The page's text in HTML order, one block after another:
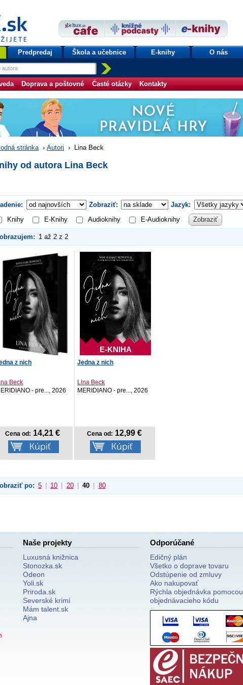
Predpredaj Škola a učebnice E-knihy O nás
Doprava a poštovné Časté otázky Kontakty
stránka › Autori › Lina Beck
od autora Lina Beck
Zobraziť: Jazyk:
Knihy
E-Knihy Audioknihy E-Audioknihy Zobraziť
1 až 2 z 2
z nich
Beck
- pre..., 2026
Cena od: 14,21 €
E-KNIHA
Jedna z nich
Lina Beck
MERIDIANO - pre..., 2026
Cena od: 12,99 €
po: 5 10 20 40 80
Naše projekty
Luxusná knižnica
Stonozka.sk
Odeon
Yoli.sk
Priroda.sk
Severské krimi
Mám talent.sk
Ajna
Odporúčané
Edičný plán
Všetko o doprave tovaru
Odstúpenie od zmluvy
Ako nakupovať
Rýchla objednávka pomocou
objednávacieho kódu